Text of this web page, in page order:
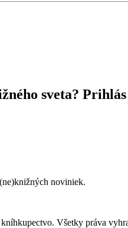
sveta? Prihlás
noviniek.
Všetky práva